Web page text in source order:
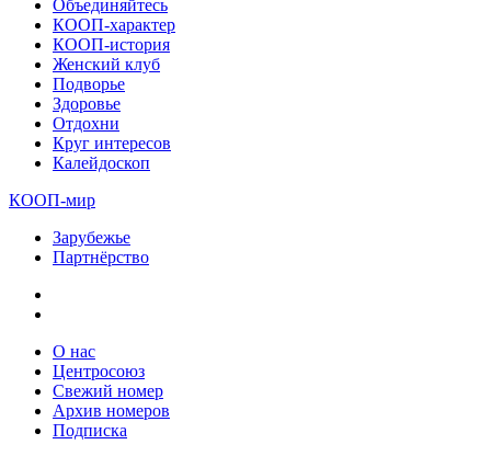
Объединяйтесь
КООП-характер
КООП-история
Женский клуб
Подворье
Здоровье
Отдохни
Круг интересов
Калейдоскоп
КООП-мир
Зарубежье
Партнёрство
О нас
Центросоюз
Свежий номер
Архив номеров
Подписка